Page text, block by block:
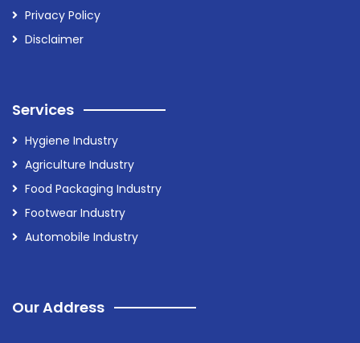
Privacy Policy
Disclaimer
Services
Hygiene Industry
Agriculture Industry
Food Packaging Industry
Footwear Industry
Automobile Industry
Our Address